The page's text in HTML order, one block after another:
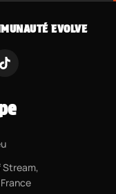
EVOLVE
Stream,